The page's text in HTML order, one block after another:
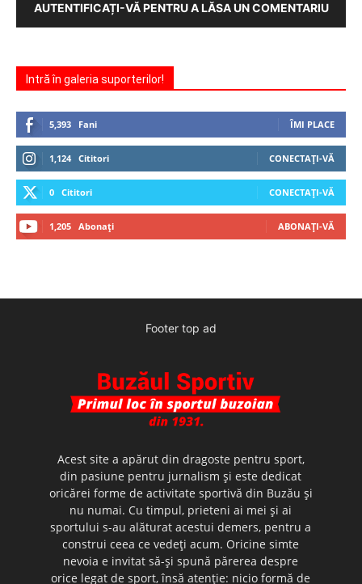
AUTENTIFICAȚI-VĂ PENTRU A LĂSA UN COMENTARIU
Intră în galeria suporterilor!
5,393 Fani ÎMI PLACE
1,124 Cititori CONECTAȚI-VĂ
0 Cititori CONECTAȚI-VĂ
1,205 Abonați ABONAȚI-VĂ
Footer top ad
Acest site a apărut din dragoste pentru sport,
din pasiune pentru jurnalism şi este dedicat
oricărei forme de activitate sportivă din Buzău şi
nu numai. Cu timpul, prieteni ai mei şi ai
sportului s-au alăturat acestui demers, pentru a
construi ceea ce vedeţi acum. Oricine simte
nevoia e invitat să-şi spună părerea despre
orice legat de sport, însă atenţie: nicio formă de